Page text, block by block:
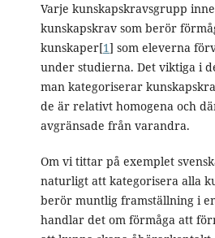
Varje kunskapskravsgrupp
kunskapskrav som berör
kunskaper[1] som eleverna
under studierna. Det viktiga i
man kategoriserar
de är relativt homogena och
avgränsade från varandra.
Om vi tittar på exemplet
naturligt att kategorisera alla
berör muntlig framställning i
handlar det om förmåga att